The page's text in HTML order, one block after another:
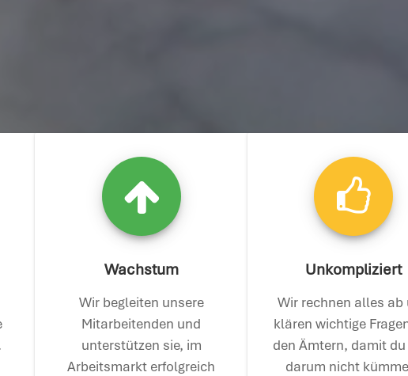
Wachstum
Wir begleiten unsere
Mitarbeitenden und
unterstützen sie, im
Arbeitsmarkt erfolgreich
Unkompliziert
Wir rechnen alles ab
klären wichtige
den Ämtern, damit
darum nicht